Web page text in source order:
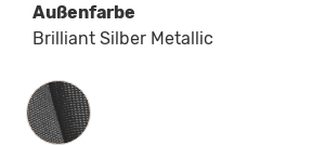
Außenfarbe
Brilliant Silber Metallic
Innenausstattung